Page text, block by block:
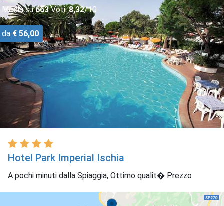
Media su663Voti: 8,32/10
da € 56,00
Hotel Park Imperial Ischia
A pochi minuti dalla Spiaggia, Ottimo qualit� Prezzo